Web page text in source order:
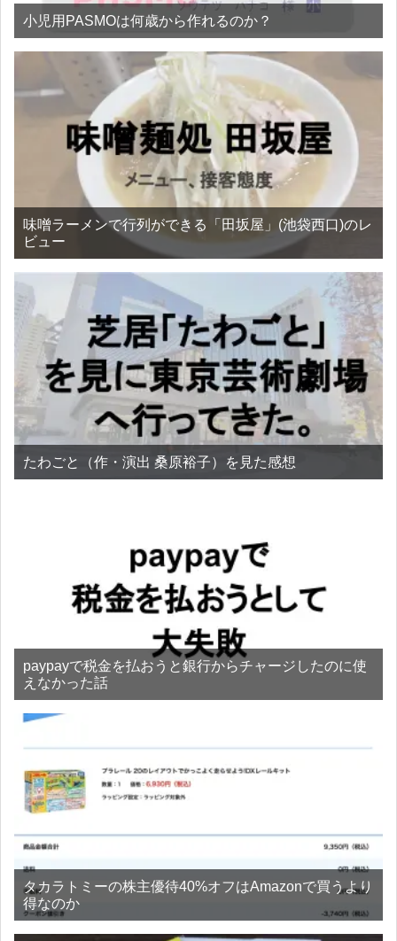
小児用PASMOは何歳から作れるのか？
味噌ラーメンで行列ができる「田坂屋」(池袋西口)のレ
ビュー
たわごと（作・演出 桑原裕子）を見た感想
paypayで税金を払おうと銀行からチャージしたのに使
えなかった話
タカラトミーの株主優待40%オフはAmazonで買うより
得なのか